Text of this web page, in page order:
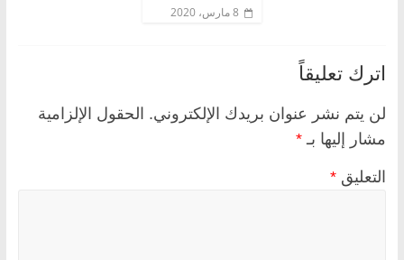
8 مارس، 2020
اترك تعليقاً
لن يتم نشر عنوان بريدك الإلكتروني. الحقول الإلزامية
مشار إليها بـ *
التعليق *